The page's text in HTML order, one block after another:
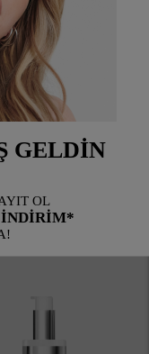
0/5 (0 )
saçlarda kalsiyum
azaltan onarıcı ve
saç kremi: İşlem
ve yıpranmış saçları
etkileyen kalsiyum
azaltır. Saç hasarını
sağlar, saça ideal
ve gücünü geri
kazandırır.